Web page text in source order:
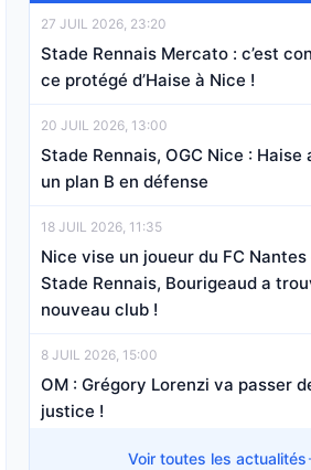
27 JUIL 2026, 23:20
Stade Rennais Mercato : c’est
ce protégé d’Haise à Nice !
20 JUIL 2026, 13:00
Stade Rennais, OGC Nice :
un plan B en défense
18 JUIL 2026, 11:35
Nice vise un joueur du FC
Stade Rennais, Bourigeaud a
nouveau club !
8 JUIL 2026, 15:00
OM : Grégory Lorenzi va passer
justice !
7 JUIL 2026, 19:06Voir toutes les actualités